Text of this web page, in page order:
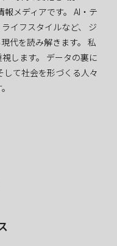
メディアです。 AI・テ
イフスタイルなど、 ジ
代を読み解きます。 私
します。 データの裏に
して社会を形づくる人々